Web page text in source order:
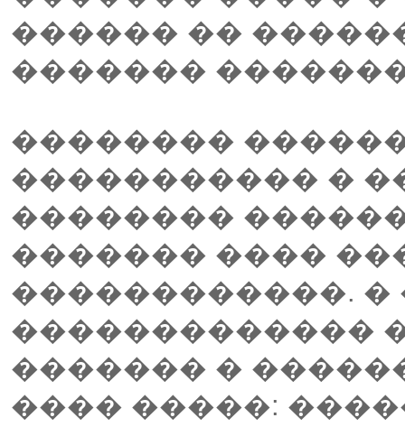
������ ��
�������
��������
����������� �
��������
������� ����
������������. �
�������������
������� �
���� �����: